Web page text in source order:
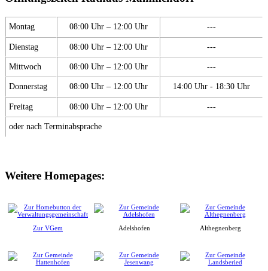
Montag 08:00 Uhr – 12:00 Uhr ---
Dienstag 08:00 Uhr – 12:00 Uhr ---
Mittwoch 08:00 Uhr – 12:00 Uhr ---
Donnerstag 08:00 Uhr – 12:00 Uhr 14:00 Uhr - 18:30 Uhr
Freitag 08:00 Uhr – 12:00 Uhr ---
oder nach Terminabsprache
Weitere Homepages:
Zur VGem Adelshofen Althegnenberg